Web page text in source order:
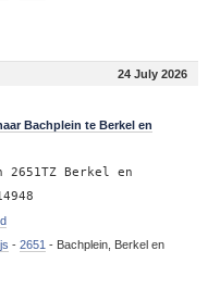
24 July 2026
Bachplein te Berkel en
2651TZ Berkel en
- 2651 - Bachplein, Berkel en